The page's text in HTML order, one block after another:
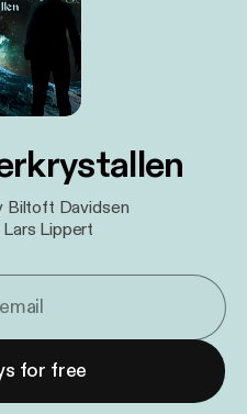
Biltoft Davidsen
Lippert
for free